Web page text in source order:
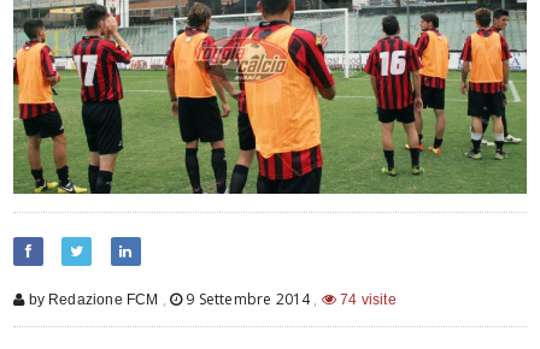
by Redazione FCM , 9 Settembre 2014, 74 visite